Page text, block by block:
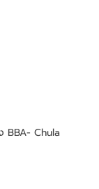
BBA- Chula